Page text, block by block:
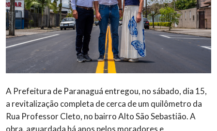
A Prefeitura de Paranaguá entregou, no sábado, dia 15,
a revitalização completa de cerca de um quilômetro da
Rua Professor Cleto, no bairro Alto São Sebastião. A
obra, aguardada há anos pelos moradores e